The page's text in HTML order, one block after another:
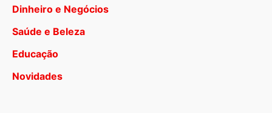
Dinheiro e Negócios
Saúde e Beleza
Educação
Novidades